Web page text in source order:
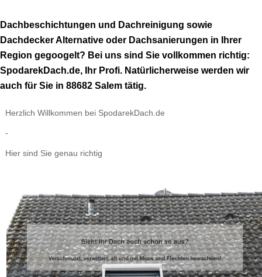
Dachbeschichtungen und Dachreinigung sowie
Dachdecker Alternative oder Dachsanierungen in Ihrer
Region gegoogelt? Bei uns sind Sie vollkommen richtig:
SpodarekDach.de, Ihr Profi. Natürlicherweise werden wir
auch für Sie in 88682 Salem tätig.
Herzlich Willkommen bei SpodarekDach.de
-
Hier sind Sie genau richtig